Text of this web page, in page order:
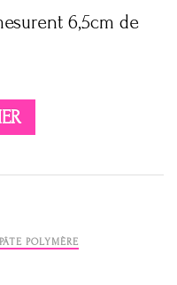
6,5cm de
PÂTE POLYMÈRE